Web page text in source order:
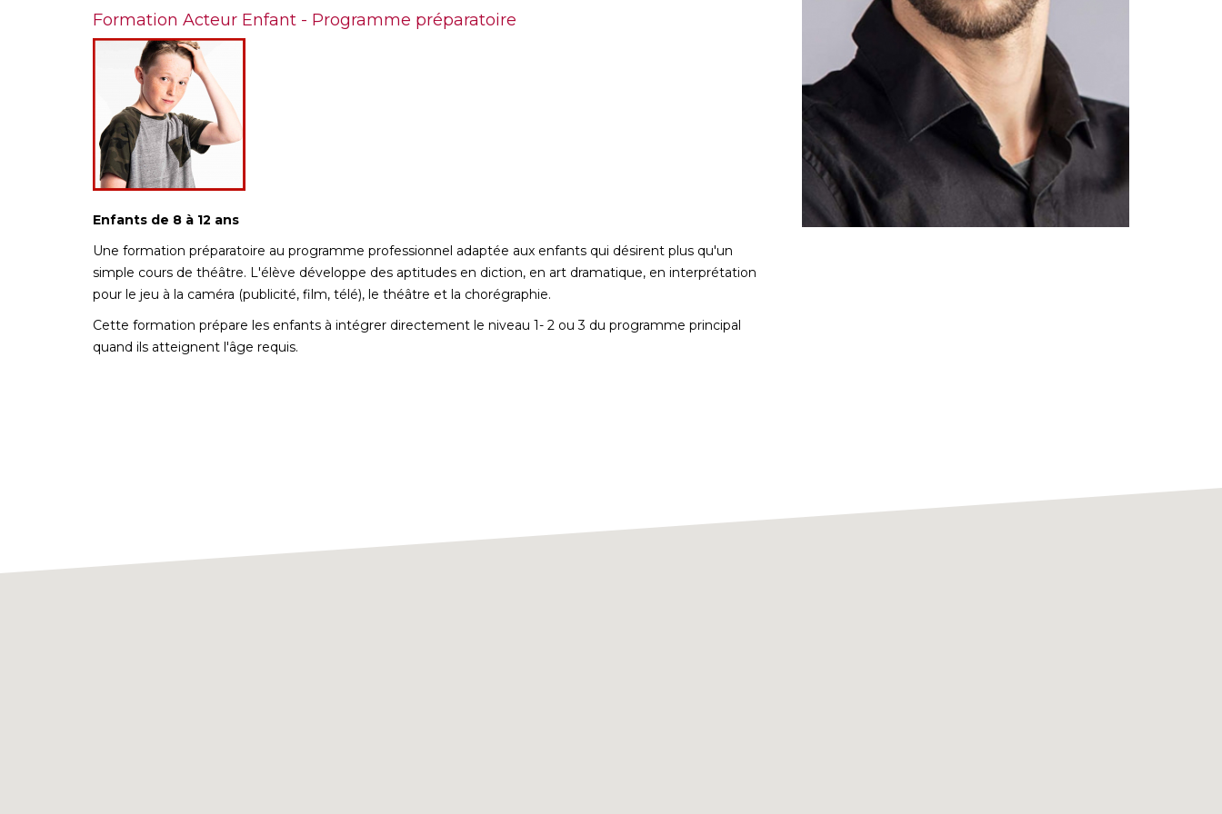
Formation Acteur Enfant - Programme préparatoire
Enfants de 8 à 12 ans
Une formation préparatoire au programme professionnel adaptée aux enfants qui désirent plus qu'un
simple cours de théâtre. L'élève développe des aptitudes en diction, en art dramatique, en interprétation
pour le jeu à la caméra (publicité, film, télé), le théâtre et la chorégraphie.
Cette formation prépare les enfants à intégrer directement le niveau 1- 2 ou 3 du programme principal
quand ils atteignent l'âge requis.